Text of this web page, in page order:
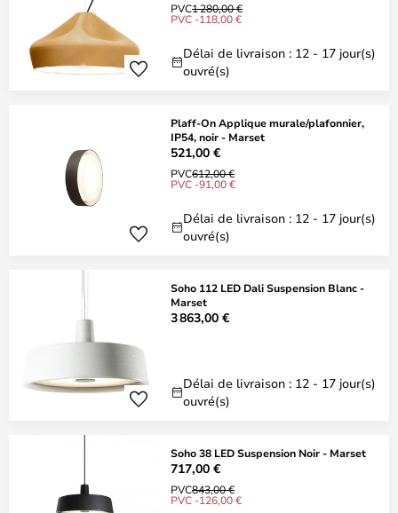
PVC1 280,00 €
PVC -118,00 €
Délai de livraison : 12 - 17 jour(s)
ouvré(s)
Plaff-On Applique murale/plafonnier,
IP54, noir - Marset
521,00 €
PVC612,00 €
PVC -91,00 €
Délai de livraison : 12 - 17 jour(s)
ouvré(s)
Soho 112 LED Dali Suspension Blanc -
Marset
3 863,00 €
Délai de livraison : 12 - 17 jour(s)
ouvré(s)
Soho 38 LED Suspension Noir - Marset
717,00 €
PVC843,00 €
PVC -126,00 €